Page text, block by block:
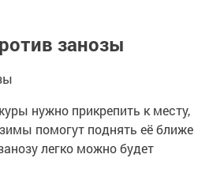
занозы
нужно прикрепить к месту,
помогут поднять её ближе
легко можно будет